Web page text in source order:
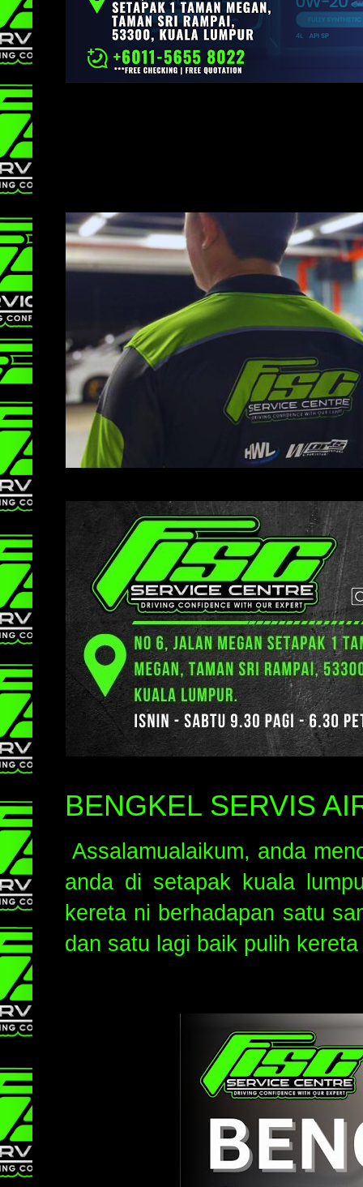
BENGKEL SERVIS
Assalamualaikum, anda
anda di setapak kuala
kereta ni berhadapan satu
dan satu lagi baik pulih